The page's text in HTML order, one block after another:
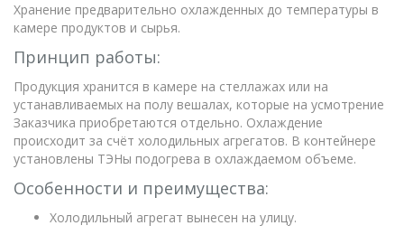
Хранение предварительно охлажденных до температуры в
камере продуктов и сырья.
Принцип работы:
Продукция хранится в камере на стеллажах или на
устанавливаемых на полу вешалах, которые на усмотрение
Заказчика приобретаются отдельно. Охлаждение
происходит за счёт холодильных агрегатов. В контейнере
установлены ТЭНы подогрева в охлаждаемом объеме.
Особенности и преимущества:
Холодильный агрегат вынесен на улицу.